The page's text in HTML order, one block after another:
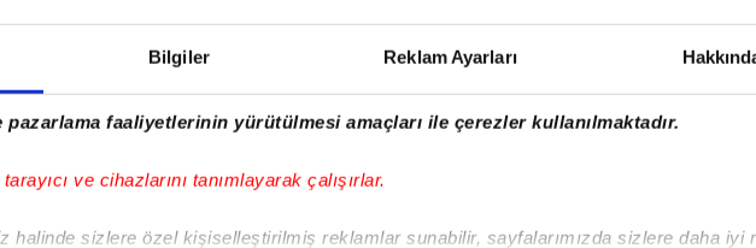
Bilgiler Reklam Ayarları
faaliyetlerinin yürütülmesi amaçları ile çerezler kullanılmaktadır.
ve cihazlarını tanımlayarak çalışırlar.
halinde sizlere özel kişiselleştirilmiş reklamlar sunabilir, sayfalarımızda sizlere daha iyi
göre, dünyanın en popüler zenginlerinin
çıktı.